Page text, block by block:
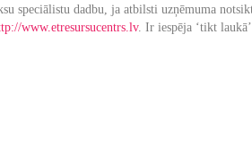
speciālistu dadbu, ja atbilsti uzņēmuma
www.etresursucentrs.lv. Ir iespēja ‘tikt